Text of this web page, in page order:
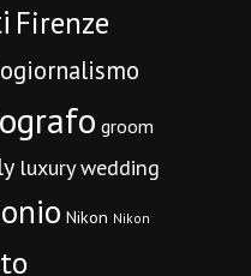
Firenze
groom
luxury wedding
Nikon Nikon